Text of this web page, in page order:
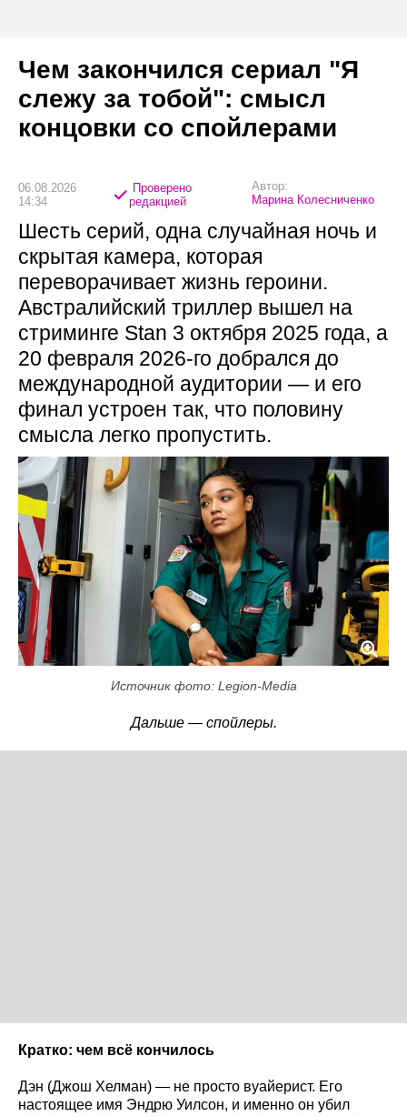
Чем закончился сериал "Я
слежу за тобой": смысл
концовки со спойлерами
06.08.2026
14:34
Проверено
редакцией
Автор:
Марина Колесниченко
Шесть серий, одна случайная ночь и
скрытая камера, которая
переворачивает жизнь героини.
Австралийский триллер вышел на
стриминге Stan 3 октября 2025 года, а
20 февраля 2026-го добрался до
международной аудитории — и его
финал устроен так, что половину
смысла легко пропустить.
Источник фото: Legion-Media
Дальше — спойлеры.
Кратко: чем всё кончилось
Дэн (Джош Хелман) — не просто вуайерист. Его
настоящее имя Эндрю Уилсон, и именно он убил